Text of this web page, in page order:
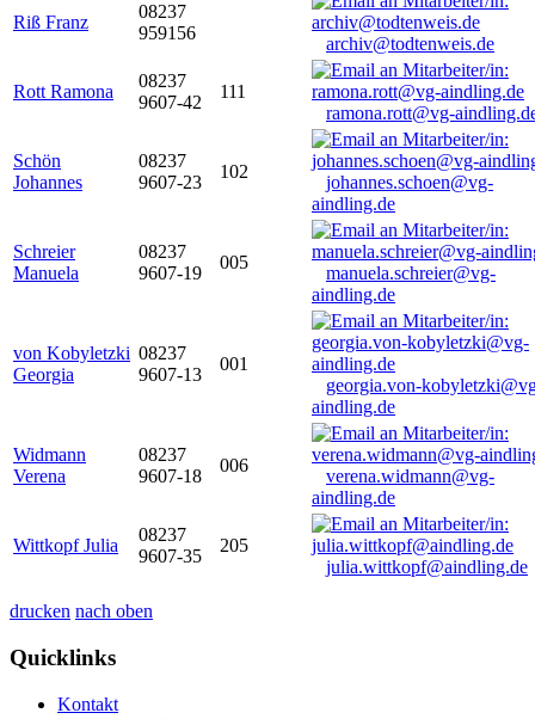
Riß Franz
08237
959156
archiv@todtenweis.de
Rott Ramona
08237
9607-42
111
ramona.rott@vg-
Schön
Johannes
08237
9607-23
102
johannes.schoen@vg-
aindling.de
Schreier
Manuela
08237
9607-19
005
manuela.schreier@vg-
aindling.de
von Kobyletzki
Georgia
08237
9607-13
001
georgia.von-
aindling.de
Widmann
Verena
08237
9607-18
006
verena.widmann@vg-
aindling.de
Wittkopf Julia
08237
9607-35
205
julia.wittkopf@aindling.de
drucken nach oben
Quicklinks
Kontakt